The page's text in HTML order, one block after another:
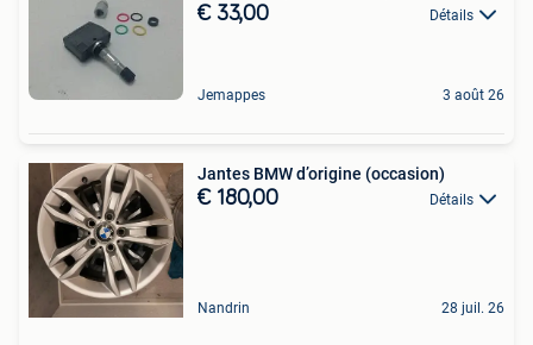
€ 33,00 Détails
Jemappes 3 août 26
Jantes BMW d’origine (occasion)
€ 180,00 Détails
Nandrin 28 juil. 26